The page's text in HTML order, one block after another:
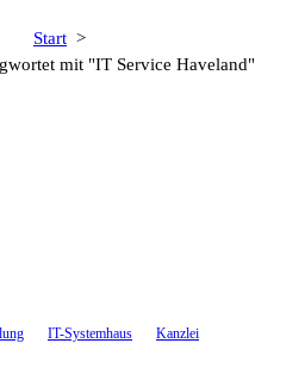
Start >
mit "IT Service Haveland"
IT-Systemhaus Kanzlei